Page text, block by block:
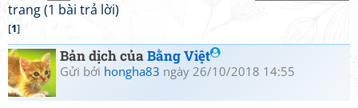
trang (1 bài trả lời)
[1]
Bản dịch củaBằng Việt
Gửi bởi hongha83 ngày 26/10/2018 14:55